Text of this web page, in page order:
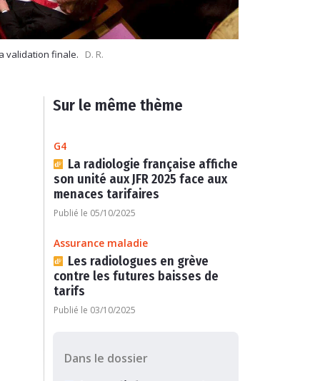
validation finale. D. R.
Sur le même thème
G4
La radiologie française affiche
son unité aux JFR 2025 face aux
menaces tarifaires
Publié le 05/10/2025
Assurance maladie
Les radiologues en grève
contre les futures baisses de
tarifs
Publié le 03/10/2025
Dans le dossier